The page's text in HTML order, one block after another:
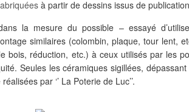
à partir de dessins issus de
la mesure du possible – essayé
similaires (colombin, plaque, tour lent,
bois, réduction, etc.) à ceux utilisés par les
Seules les céramiques sigillées,
par ‘’ La Poterie de Luc’’.